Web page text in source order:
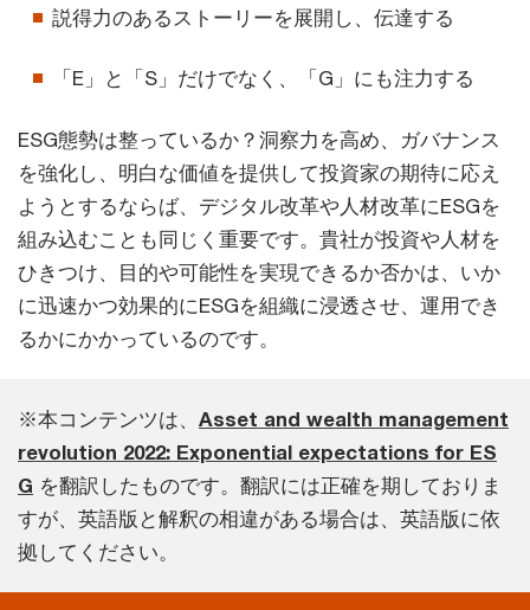
説得力のあるストーリーを展開し、伝達する
「E」と「S」だけでなく、「G」にも注力する
ESG態勢は整っているか？洞察力を高め、ガバナンス
を強化し、明白な価値を提供して投資家の期待に応え
ようとするならば、デジタル改革や人材改革にESGを
組み込むことも同じく重要です。貴社が投資や人材を
ひきつけ、目的や可能性を実現できるか否かは、いか
に迅速かつ効果的にESGを組織に浸透させ、運用でき
るかにかかっているのです。
※本コンテンツは、 Asset and wealth management
revolution 2022: Exponential expectations for ES
G を翻訳したものです。翻訳には正確を期しておりま
すが、英語版と解釈の相違がある場合は、英語版に依
拠してください。